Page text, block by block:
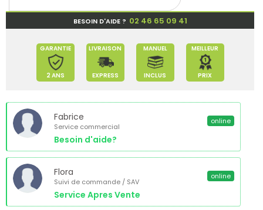
BESOIN D'AIDE ? 02 46 65 09 41
GARANTIE
2 ANS
LIVRAISON
EXPRESS
MANUEL
INCLUS
MEILLEUR
PRIX
Fabrice
Service commercial
Besoin d'aide?
online
Flora
Suivi de commande / SAV
Service Apres Vente
online